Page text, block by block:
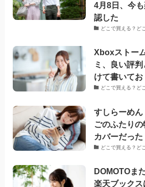
4月8日、今
認した
どこで買える？ど
Xboxストー
ミ、良い評
けて書いてお
どこで買える？ど
すしらーめ
ごのふたり
カバーだった
どこで買える？ど
DOMOTOま
楽天ブック